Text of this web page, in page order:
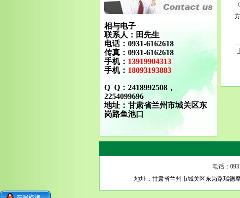
相与电子
联系人：田先生
电话：0931-6162618
传真：0931-6162618
手机： 13919904313
手机： 18093193883
Q Q：2418992508，
2254099696
地址：甘肃省兰州市城关区东
岗路鱼池口
电话：
地址：甘肃省兰州市城关区东岗路瑞德